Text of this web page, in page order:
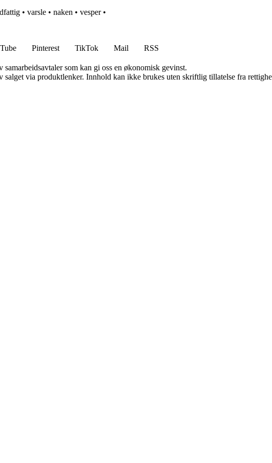
• varsle • naken • vesper•
Pinterest TikTok Mail
RSS
som kan gi oss en økonomisk gevinst.
via produktlenker. Innhold kan ikke brukes uten skriftlig tillatelse fra